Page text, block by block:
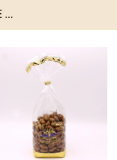
...